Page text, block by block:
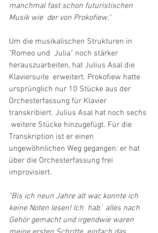
manchmal fast schon futuristischen
Musik wie  der von Prokofiew."
Um die musikalischen Strukturen in
"Romeo und  Julia" noch stärker
herauszuarbeiten, hat Julius Asal die
Klaviersuite  erweitert. Prokofiew hatte
ursprünglich nur 10 Stücke aus der
Orchesterfassung für Klavier
transkribiert. Julius Asal hat noch sechs
weitere Stücke hinzugefügt. Für die
Transkription ist er einen
ungewöhnlichen Weg gegangen: er hat
über die Orchesterfassung frei
improvisiert.
"Bis ich neun Jahre alt war, konnte ich
keine Noten lesen! Ich  hab´ alles nach
Gehör gemacht und irgendwie waren